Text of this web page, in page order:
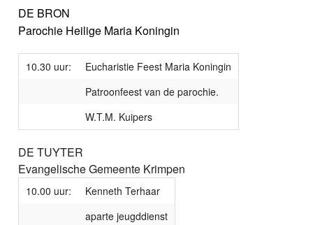
DE BRON
Parochie Heilige Maria Koningin
10.30 uur:
Eucharistie Feest Maria Koningin
Patroonfeest van de parochie.
W.T.M. Kuipers
DE TUYTER
Evangelische Gemeente Krimpen
10.00 uur:
Kenneth Terhaar
aparte jeugddienst